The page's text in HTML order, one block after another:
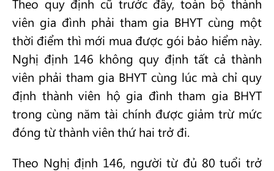
Theo quy định cũ trước đây, toàn bộ thành
viên gia đình phải tham gia BHYT cùng một
thời điểm thì mới mua được gói bảo hiểm này.
Nghị định 146 không quy định tất cả thành
viên phải tham gia BHYT cùng lúc mà chỉ quy
định thành viên hộ gia đình tham gia BHYT
trong cùng năm tài chính được giảm trừ mức
đóng từ thành viên thứ hai trở đi.
Theo Nghị định 146, người từ đủ 80 tuổi trở